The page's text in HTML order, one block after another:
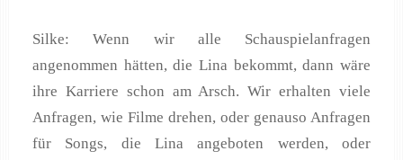
Silke: Wenn wir alle Schauspielanfragen
angenommen hätten, die Lina bekommt, dann wäre
ihre Karriere schon am Arsch. Wir erhalten viele
Anfragen, wie Filme drehen, oder genauso Anfragen
für Songs, die Lina angeboten werden, oder